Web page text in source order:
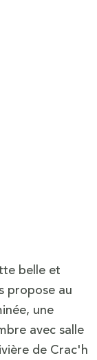
belle et
propose au
une
avec salle
de Crac'h